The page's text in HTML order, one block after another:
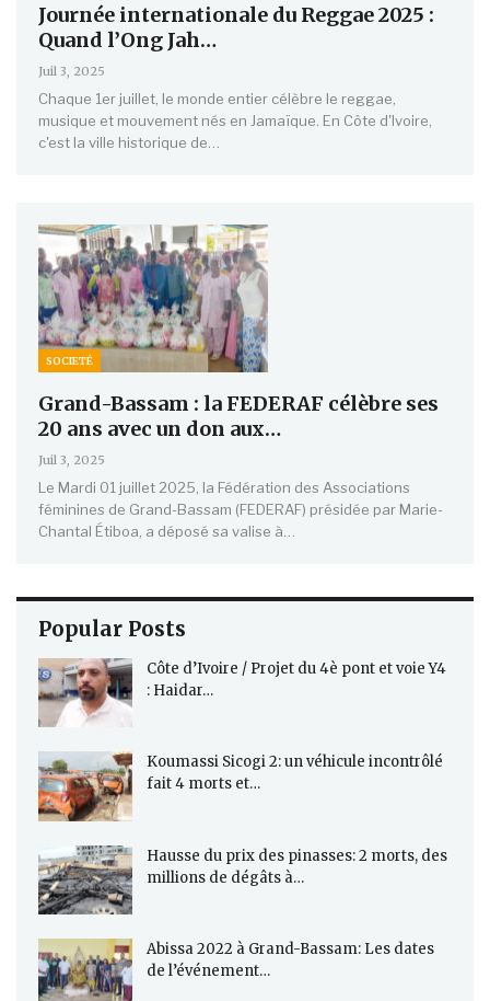
Journée internationale du Reggae 2025 :
Quand l’Ong Jah…
Juil 3, 2025
Chaque 1er juillet, le monde entier célèbre le reggae,
musique et mouvement nés en Jamaïque. En Côte d'Ivoire,
c'est la ville historique de…
SOCIETÉ
Grand-Bassam : la FEDERAF célèbre ses
20 ans avec un don aux…
Juil 3, 2025
Le Mardi 01 juillet 2025, la Fédération des Associations
féminines de Grand-Bassam (FEDERAF) présidée par Marie-
Chantal Étiboa, a déposé sa valise à…
Popular Posts
Côte d’Ivoire / Projet du 4è pont et voie Y4
: Haidar…
Koumassi Sicogi 2: un véhicule incontrôlé
fait 4 morts et…
Hausse du prix des pinasses: 2 morts, des
millions de dégâts à…
Abissa 2022 à Grand-Bassam: Les dates
de l’événement…